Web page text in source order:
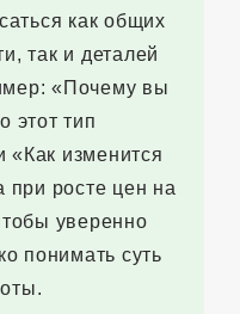
как общих
так и деталей
«Почему вы
этот тип
«Как изменится
при росте цен на
уверенно
понимать суть